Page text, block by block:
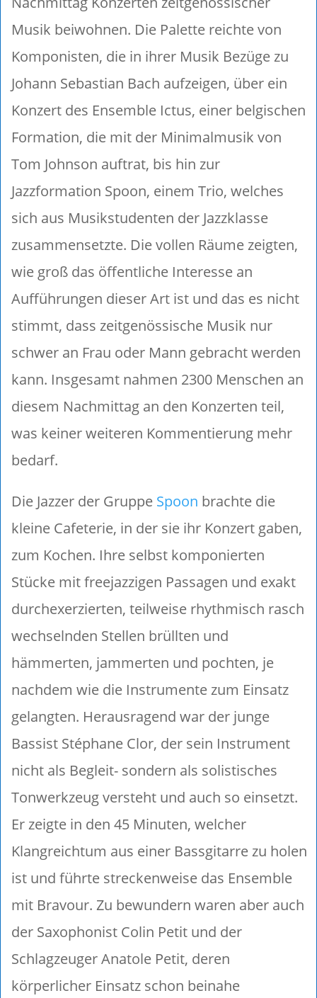
Musik beiwohnen. Die Palette reichte von
Komponisten, die in ihrer Musik Bezüge zu
Johann Sebastian Bach aufzeigen, über ein
Konzert des Ensemble Ictus, einer belgischen
Formation, die mit der Minimalmusik von
Tom Johnson auftrat, bis hin zur
Jazzformation Spoon, einem Trio, welches
sich aus Musikstudenten der Jazzklasse
zusammensetzte. Die vollen Räume zeigten,
wie groß das öffentliche Interesse an
Aufführungen dieser Art ist und das es nicht
stimmt, dass zeitgenössische Musik nur
schwer an Frau oder Mann gebracht werden
kann. Insgesamt nahmen 2300 Menschen an
diesem Nachmittag an den Konzerten teil,
was keiner weiteren Kommentierung mehr
bedarf.
Die Jazzer der Gruppe Spoon brachte die
kleine Cafeterie, in der sie ihr Konzert gaben,
zum Kochen. Ihre selbst komponierten
Stücke mit freejazzigen Passagen und exakt
durchexerzierten, teilweise rhythmisch rasch
wechselnden Stellen brüllten und
hämmerten, jammerten und pochten, je
nachdem wie die Instrumente zum Einsatz
gelangten. Herausragend war der junge
Bassist Stéphane Clor, der sein Instrument
nicht als Begleit- sondern als solistisches
Tonwerkzeug versteht und auch so einsetzt.
Er zeigte in den 45 Minuten, welcher
Klangreichtum aus einer Bassgitarre zu holen
ist und führte streckenweise das Ensemble
mit Bravour. Zu bewundern waren aber auch
der Saxophonist Colin Petit und der
Schlagzeuger Anatole Petit, deren
körperlicher Einsatz schon beinahe